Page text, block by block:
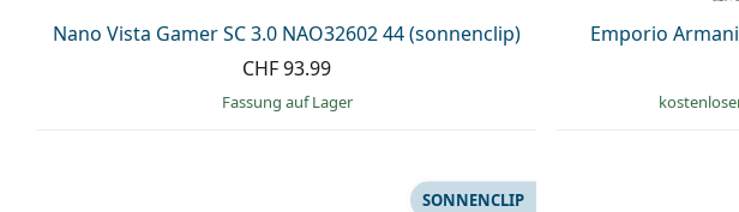
Nano Vista Gamer SC 3.0 NAO32602 44 (sonnenclip)
CHF 93.99
Fassung auf Lager
Emporio
SONNENCLIP